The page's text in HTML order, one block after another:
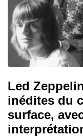
Led
inédites du
surface,